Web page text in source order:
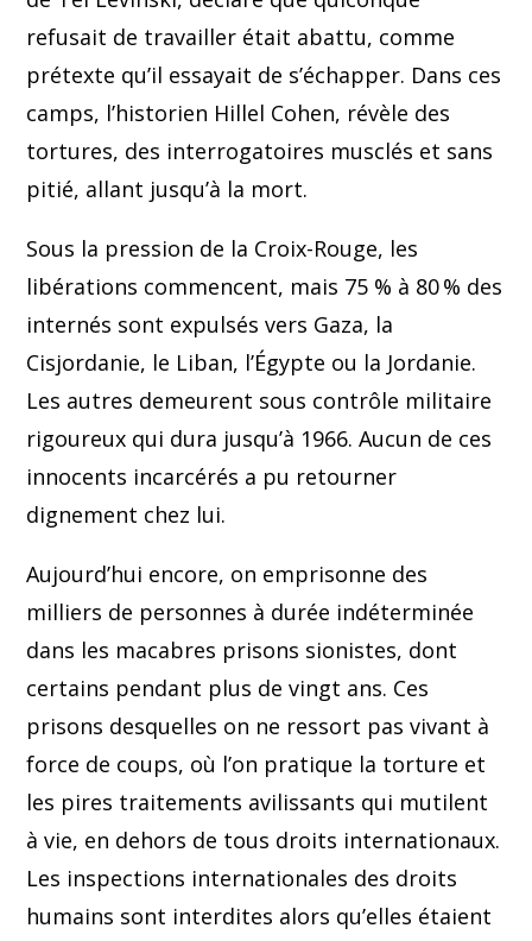
refusait de travailler était abattu, comme
prétexte qu’il essayait de s’échapper. Dans ces
camps, l’historien Hillel Cohen, révèle des
tortures, des interrogatoires musclés et sans
pitié, allant jusqu’à la mort.
Sous la pression de la Croix-Rouge, les
libérations commencent, mais 75 % à 80 % des
internés sont expulsés vers Gaza, la
Cisjordanie, le Liban, l’Égypte ou la Jordanie.
Les autres demeurent sous contrôle militaire
rigoureux qui dura jusqu’à 1966. Aucun de ces
innocents incarcérés a pu retourner
dignement chez lui.
Aujourd’hui encore, on emprisonne des
milliers de personnes à durée indéterminée
dans les macabres prisons sionistes, dont
certains pendant plus de vingt ans. Ces
prisons desquelles on ne ressort pas vivant à
force de coups, où l’on pratique la torture et
les pires traitements avilissants qui mutilent
à vie, en dehors de tous droits internationaux.
Les inspections internationales des droits
humains sont interdites alors qu’elles étaient